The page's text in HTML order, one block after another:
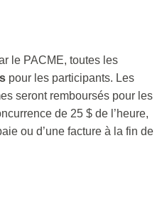
le PACME, toutes les
pour les participants. Les
seront remboursés pour les
de 25 $ de l’heure,
ou d’une facture à la fin de